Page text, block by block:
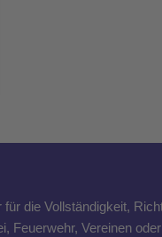
die Vollständigkeit,
Feuerwehr, Vereinen